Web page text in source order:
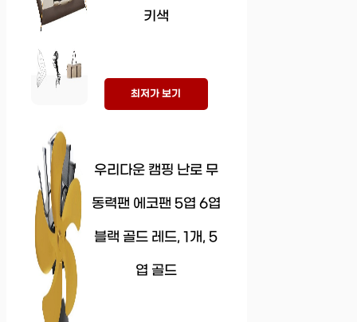
키색
최저가 보기
우리다운 캠핑 난로 무
동력팬 에코팬 5엽 6엽
블랙 골드 레드, 1개, 5
엽 골드